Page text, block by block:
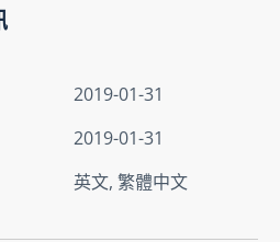
2019-01-31
2019-01-31
英文, 繁體中文